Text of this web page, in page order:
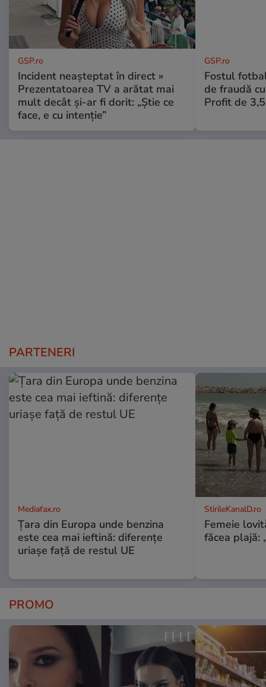
GSP.ro
Incident neașteptat în direct »
Prezentatoarea TV a arătat mai
mult decât și-ar fi dorit: „Știe ce
face, e cu intenție”
GSP.ro
Fostul
de fraudă
Profit de
PARTENERI
Mediafax.ro
Țara din Europa unde benzina
este cea mai ieftină: diferențe
uriașe față de restul UE
StirileKanalD.ro
Femeie
făcea plajă:
PROMO